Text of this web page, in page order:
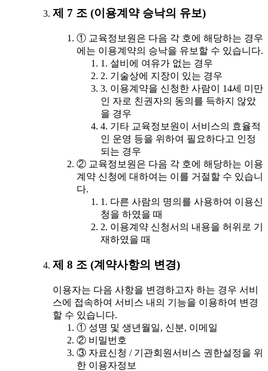
제 7 조 (이용계약 승낙의 유보)
① 교육정보원은 다음 각 호에 해당하는 경우
에는 이용계약의 승낙을 유보할 수 있습니다.
1. 설비에 여유가 없는 경우
2. 기술상에 지장이 있는 경우
3. 이용계약을 신청한 사람이 14세 미만
인 자로 친권자의 동의를 득하지 않았
을 경우
4. 기타 교육정보원이 서비스의 효율적
인 운영 등을 위하여 필요하다고 인정
되는 경우
② 교육정보원은 다음 각 호에 해당하는 이용
계약 신청에 대하여는 이를 거절할 수 있습니
다.
1. 다른 사람의 명의를 사용하여 이용신
청을 하였을 때
2. 이용계약 신청서의 내용을 허위로 기
재하였을 때
제 8 조 (계약사항의 변경)
이용자는 다음 사항을 변경하고자 하는 경우 서비
스에 접속하여 서비스 내의 기능을 이용하여 변경
할 수 있습니다.
① 성명 및 생년월일, 신분, 이메일
② 비밀번호
③ 자료신청 / 기관회원서비스 권한설정을 위
한 이용자정보